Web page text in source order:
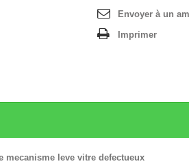
Envoyer à un
Imprimer
mecanisme leve vitre defectueux